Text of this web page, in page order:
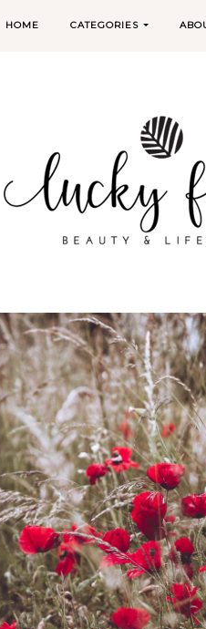
HOME CATEGORIES